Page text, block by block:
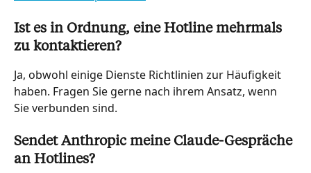
Ist es in Ordnung, eine Hotline mehrmals
zu kontaktieren?
Ja, obwohl einige Dienste Richtlinien zur Häufigkeit
haben. Fragen Sie gerne nach ihrem Ansatz, wenn
Sie verbunden sind.
Sendet Anthropic meine Claude-Gespräche
an Hotlines?